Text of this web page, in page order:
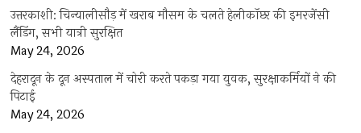
उत्तरकाशी: चिन्यालीसौड़ में खराब मौसम के चलते हेलीकॉप्टर की इमरजेंसी
लैंडिंग, सभी यात्री सुरक्षित
May 24, 2026
देहरादून के दून अस्पताल में चोरी करते पकड़ा गया युवक, सुरक्षाकर्मियों ने की
पिटाई
May 24, 2026